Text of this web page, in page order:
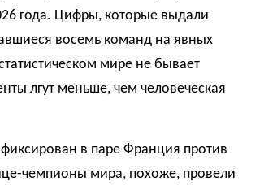
года. Цифры, которые выдали
восемь команд на явных
мире не бывает
лгут меньше, чем человеческая
в паре Франция против
чемпионы мира, похоже, провели